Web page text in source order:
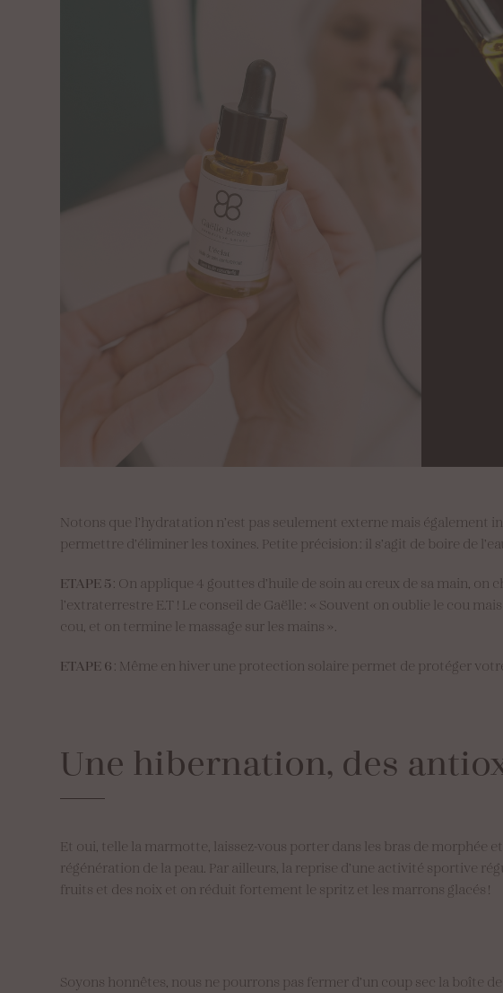
Notons que l’hydratation n’est pas seulement externe mais également
permettre d’éliminer les toxines. Petite précision : il s’agit de boire de
ETAPE 5 : On applique 4 gouttes d’huile de soin au creux de sa main,
l’extraterrestre E.T ! Le conseil de Gaëlle : « Souvent on oublie le cou
cou, et on termine le massage sur les mains ».
ETAPE 6 : Même en hiver une protection solaire permet de protéger
Une hibernation, des
Et oui, telle la marmotte, laissez-vous porter dans les bras de morphée
régénération de la peau. Par ailleurs, la reprise d’une activité sportive
fruits et des noix et on réduit fortement le spritz et les marrons glacés !
Soyons honnêtes, nous ne pourrons pas fermer d’un coup sec la boîte